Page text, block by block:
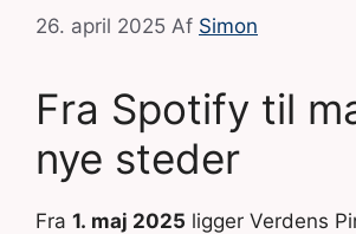
26. april 2025 Af Simon
Fra Spotify til
nye steder
Fra 1. maj 2025 ligger Verdens